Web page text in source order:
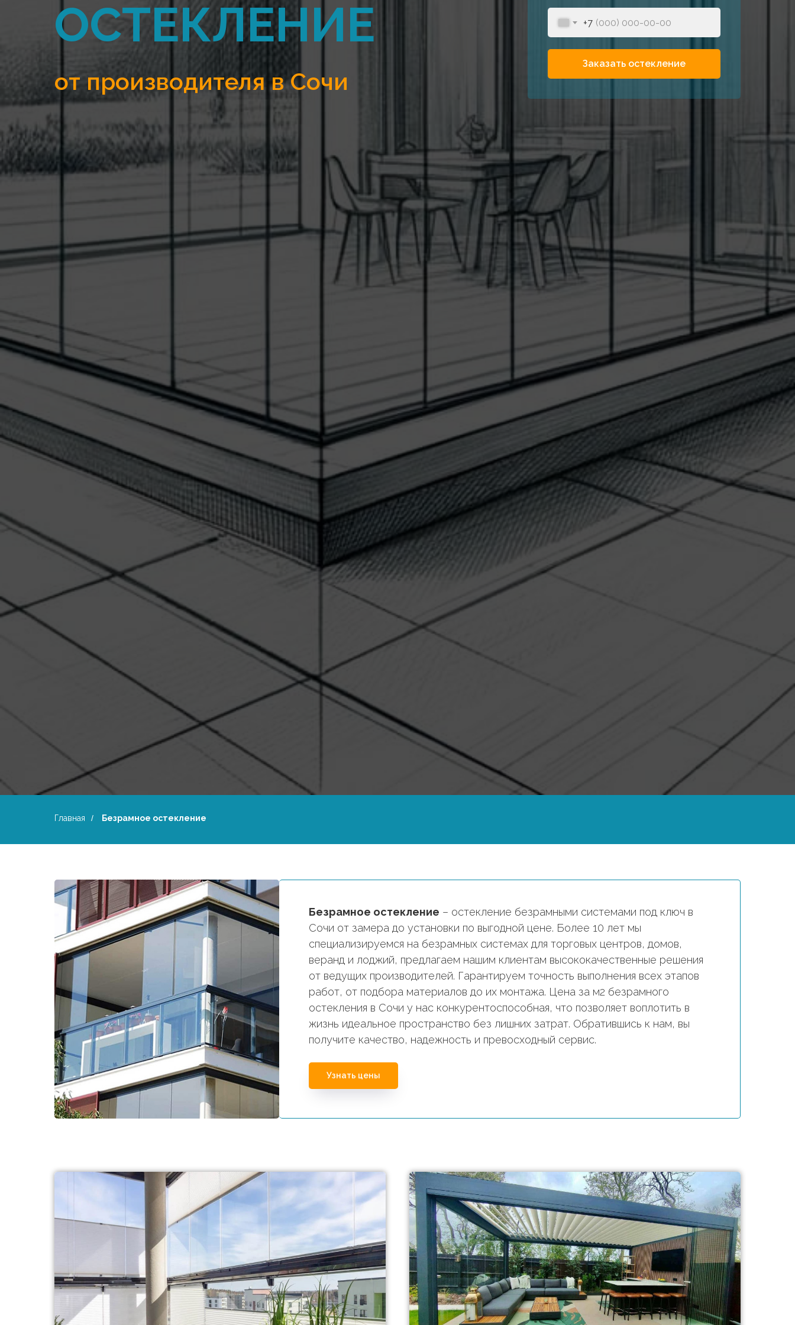
ОСТЕКЛЕНИЕ
от производителя в Сочи
+7
Заказать остекление
Главная / Безрамное остекление
Безрамное остекление – остекление безрамными системами под ключ в
Сочи от замера до установки по выгодной цене. Более 10 лет мы
специализируемся на безрамных системах для торговых центров, домов,
веранд и лоджий, предлагаем нашим клиентам высококачественные решения
от ведущих производителей. Гарантируем точность выполнения всех этапов
работ, от подбора материалов до их монтажа. Цена за м2 безрамного
остекления в Сочи у нас конкурентоспособная, что позволяет воплотить в
жизнь идеальное пространство без лишних затрат. Обратившись к нам, вы
получите качество, надежность и превосходный сервис.
Узнать цены